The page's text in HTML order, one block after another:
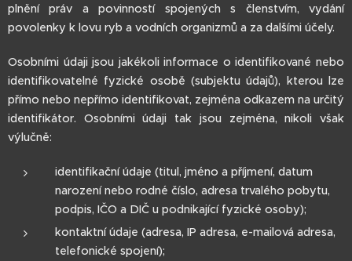
plnění práv a povinností spojených s členstvím, vydání
povolenky k lovu ryb a vodních organizmů a za dalšími účely.
Osobními údaji jsou jakékoli informace o identifikované nebo
identifikovatelné fyzické osobě (subjektu údajů), kterou lze
přímo nebo nepřímo identifikovat, zejména odkazem na určitý
identifikátor. Osobními údaji tak jsou zejména, nikoli však
výlučně:
identifikační údaje (titul, jméno a příjmení, datum
narození nebo rodné číslo, adresa trvalého pobytu,
podpis, IČO a DIČ u podnikající fyzické osoby);
kontaktní údaje (adresa, IP adresa, e-mailová adresa,
telefonické spojení);